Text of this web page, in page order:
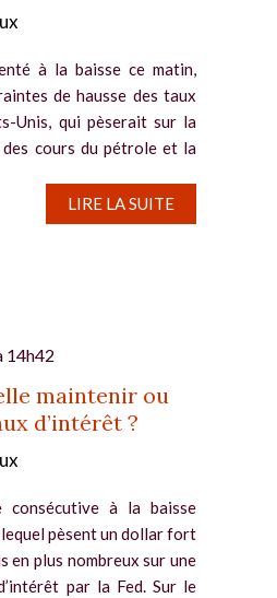
à la baisse ce matin,
de hausse des taux
Unis, qui pèserait sur la
des cours du pétrole et la
LIRE LA SUITE
14h42
maintenir ou
d’intérêt ?
consécutive à la baisse
pèsent un dollar fort
en plus nombreux sur une
par la Fed. Sur le